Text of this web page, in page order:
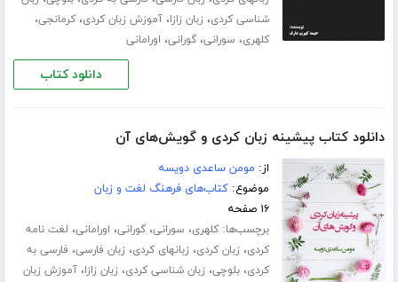
شناسی کردی، زبان زازا،آموزش زبان کردی،کرمانجی،
کلهری، سورانی،گورانی، اورامانی
دانلود کتاب
دانلود کتاب پیشینه زبان کردی و گویش‌های آن
از: مومن ساعدی دویسه
موضوع:کتاب‌های فرهنگ لغت و زبان
۱۶ صفحه
برچسب‌ها:کلهری، سورانی،گورانی، اورامانی، لغت نامه
کردی، زبان کردی، زبانهای کردی، زبان فارسی، فارسی به
کردی،بلوچی، زبان شناسی کردی، زبان زازا،آموزش زبان